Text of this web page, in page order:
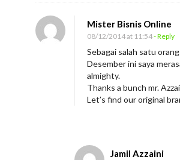
Mister Bisnis Online
08/12/2014 at 11:54- Reply
Sebagai salah satu
Desember ini saya
almighty.
Thanks a bunch mr.
Let’s find our original
Jamil Azzaini